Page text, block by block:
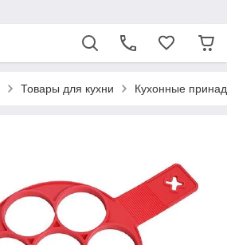
Товары для кухни Кухонные